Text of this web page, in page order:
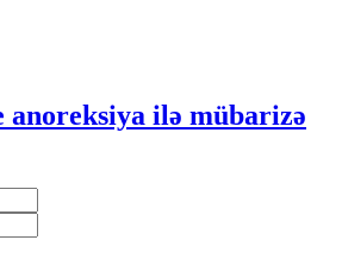
ilə mübarizə